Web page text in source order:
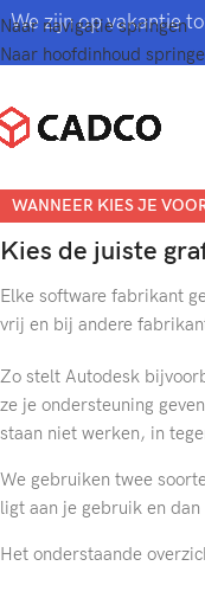
Naar navigatie springen
Naar hoofdinhoud
We zijn op vakantie
WANNEER KIES JE
Kies de juiste
Elke software fabrikant
vrij en bij andere
Zo stelt Autodesk
ze je ondersteuning
staan niet werken, in
We gebruiken twee
ligt aan je gebruik en
Het onderstaande